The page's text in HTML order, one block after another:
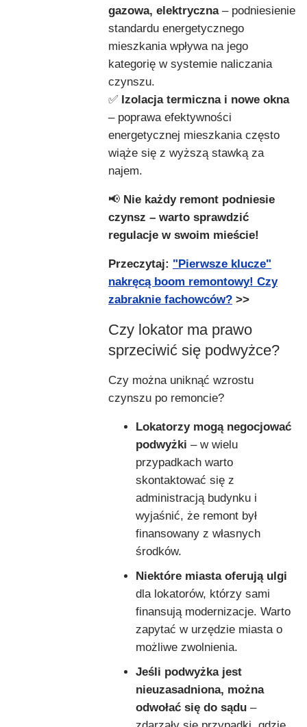
gazowa, elektryczna– podniesienie
standardu energetycznego
mieszkania wpływa na jego
kategorię w systemie naliczania
czynszu.
✅ Izolacja termiczna i nowe okna
– poprawa efektywności
energetycznej mieszkania często
wiąże się z wyższą stawką za
najem.
📢 Nie każdy remont podniesie
czynsz – warto sprawdzić
regulacje w swoim mieście!
Przeczytaj: "Pierwsze klucze"
nakręcą boom remontowy! Czy
zabraknie fachowców? >>
Czy lokator ma prawo
sprzeciwić się podwyżce?
Czy można uniknąć wzrostu
czynszu po remoncie?
Lokatorzy mogą negocjować
podwyżki – w wielu
przypadkach warto
skontaktować się z
administracją budynku i
wyjaśnić, że remont był
finansowany z własnych
środków.
Niektóre miasta oferują ulgi
dla lokatorów, którzy sami
finansują modernizacje. Warto
zapytać w urzędzie miasta o
możliwe zwolnienia.
Jeśli podwyżka jest
nieuzasadniona, można
odwołać się do sądu –